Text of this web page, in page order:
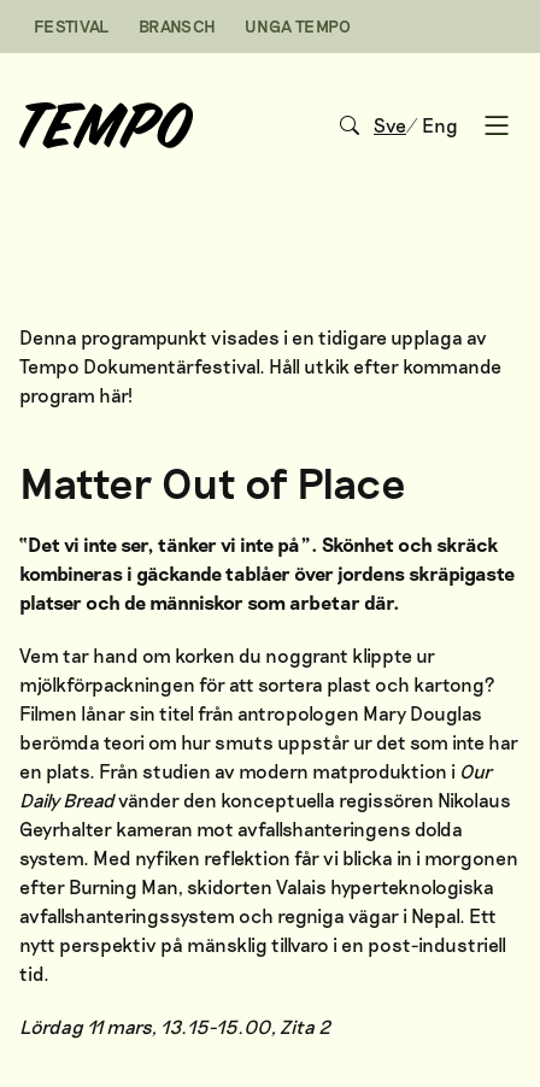
FESTIVAL BRANSCH UNGA TEMPO
Sve/ Eng
Denna programpunkt visades i en tidigare upplaga av
Tempo Dokumentärfestival. Håll utkik efter kommande
program här!
Matter Out of Place
“Det vi inte ser, tänker vi inte på”. Skönhet och skräck
kombineras i gäckande tablåer över jordens skräpigaste
platser och de människor som arbetar där.
Vem tar hand om korken du noggrant klippte ur
mjölkförpackningen för att sortera plast och kartong?
Filmen lånar sin titel från antropologen Mary Douglas
berömda teori om hur smuts uppstår ur det som inte har
en plats. Från studien av modern matproduktion i Our
Daily Breadvänder den konceptuella regissören Nikolaus
Geyrhalter kameran mot avfallshanteringens dolda
system. Med nyfiken reflektion får vi blicka in i morgonen
efter Burning Man, skidorten Valais hyperteknologiska
avfallshanteringssystem och regniga vägar i Nepal. Ett
nytt perspektiv på mänsklig tillvaro i en post-industriell
tid.
Lördag 11 mars, 13.15-15.00, Zita 2